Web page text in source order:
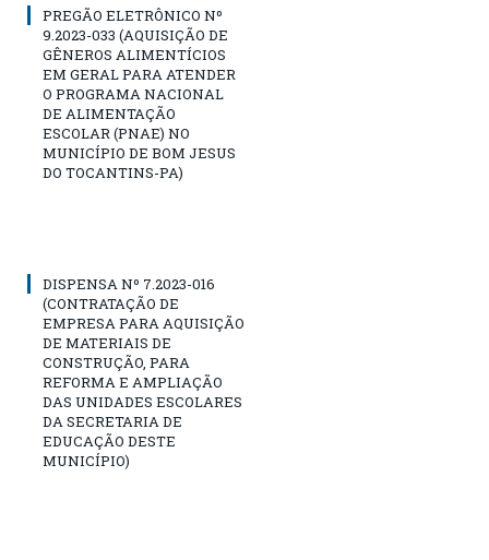
PREGÃO ELETRÔNICO Nº
9.2023-033 (AQUISIÇÃO DE
GÊNEROS ALIMENTÍCIOS
EM GERAL PARA ATENDER
O PROGRAMA NACIONAL
DE ALIMENTAÇÃO
ESCOLAR (PNAE) NO
MUNICÍPIO DE BOM JESUS
DO TOCANTINS-PA)
DISPENSA Nº 7.2023-016
(CONTRATAÇÃO DE
EMPRESA PARA AQUISIÇÃO
DE MATERIAIS DE
CONSTRUÇÃO, PARA
REFORMA E AMPLIAÇÃO
DAS UNIDADES ESCOLARES
DA SECRETARIA DE
EDUCAÇÃO DESTE
MUNICÍPIO)